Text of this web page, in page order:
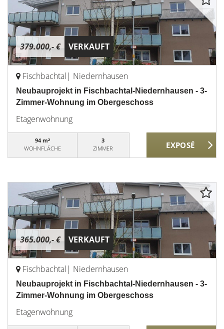
379.000,- € VERKAUFT
Fischbachtal| Niedernhausen
Neubauprojekt in Fischbachtal-Niedernhausen - 3-
Zimmer-Wohnung im Obergeschoss
Etagenwohnung
94 m²
WOHNFLÄCHE
3
ZIMMER
365.000,- € VERKAUFT
Fischbachtal| Niedernhausen
Neubauprojekt in Fischbachtal-Niedernhausen - 3-
Zimmer-Wohnung im Obergeschoss
Etagenwohnung